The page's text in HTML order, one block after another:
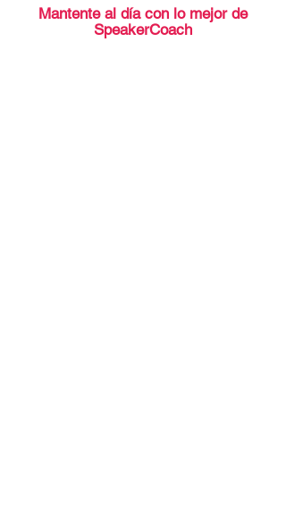
Mantente al día con lo mejor de
SpeakerCoach